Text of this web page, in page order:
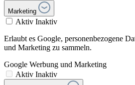
Marketing
Aktiv Inaktiv
Erlaubt es Google, personenbezogene
und Marketing zu sammeln.
Google Werbung und Marketing
Aktiv Inaktiv